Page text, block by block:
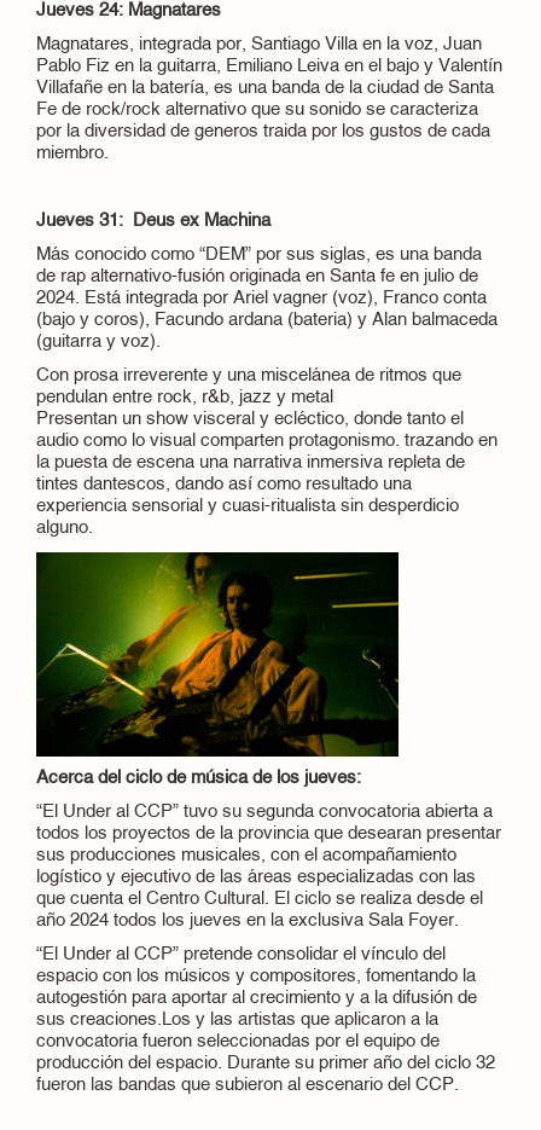
Jueves 24: Magnatares
Magnatares, integrada por, Santiago Villa en la voz, Juan
Pablo Fiz en la guitarra, Emiliano Leiva en el bajo y Valentín
Villafañe en la batería, es una banda de la ciudad de Santa
Fe de rock/rock alternativo que su sonido se caracteriza
por la diversidad de generos traida por los gustos de cada
miembro.
Jueves 31: Deus ex Machina
Más conocido como “DEM” por sus siglas, es una banda
de rap alternativo-fusión originada en Santa fe en julio de
2024. Está integrada por Ariel vagner (voz), Franco conta
(bajo y coros), Facundo ardana (bateria) y Alan balmaceda
(guitarra y voz).
Con prosa irreverente y una miscelánea de ritmos que
pendulan entre rock, r&b, jazz y metal
Presentan un show visceral y ecléctico, donde tanto el
audio como lo visual comparten protagonismo. trazando en
la puesta de escena una narrativa inmersiva repleta de
tintes dantescos, dando así como resultado una
experiencia sensorial y cuasi-ritualista sin desperdicio
alguno.
Acerca del ciclo de música de los jueves:
“El Under al CCP” tuvo su segunda convocatoria abierta a
todos los proyectos de la provincia que desearan presentar
sus producciones musicales, con el acompañamiento
logístico y ejecutivo de las áreas especializadas con las
que cuenta el Centro Cultural. El ciclo se realiza desde el
año 2024 todos los jueves en la exclusiva Sala Foyer.
“El Under al CCP” pretende consolidar el vínculo del
espacio con los músicos y compositores, fomentando la
autogestión para aportar al crecimiento y a la difusión de
sus creaciones.Los y las artistas que aplicaron a la
convocatoria fueron seleccionadas por el equipo de
producción del espacio. Durante su primer año del ciclo 32
fueron las bandas que subieron al escenario del CCP.